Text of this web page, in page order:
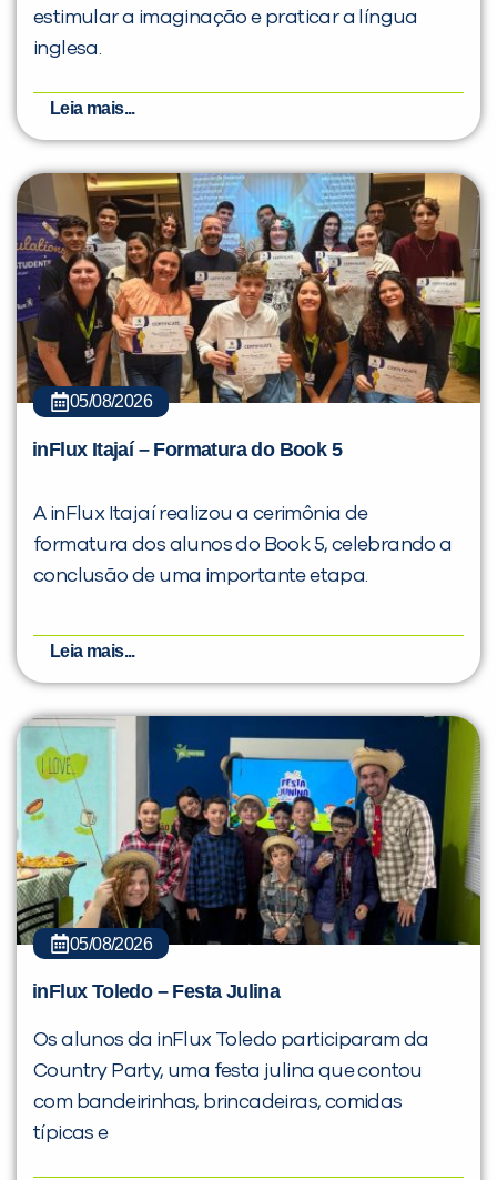
estimular a imaginação e praticar a língua
inglesa.
Leia mais...
05/08/2026
inFlux Itajaí – Formatura do Book 5
A inFlux Itajaí realizou a cerimônia de
formatura dos alunos do Book 5, celebrando a
conclusão de uma importante etapa.
Leia mais...
05/08/2026
inFlux Toledo – Festa Julina
Os alunos da inFlux Toledo participaram da
Country Party, uma festa julina que contou
com bandeirinhas, brincadeiras, comidas
típicas e